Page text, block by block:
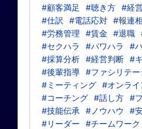
#顧客満足
#聴き方 #経
#仕訳
#電話応対 #報連相
#労務管理
#賃金 #退職
#セクハラ
#パワハラ #
#採算分析 #経営判断 #
#後輩指導 #ファシリテー
#ミーティング #オンライ
#コーチング #話し方 #
#技能伝承
#ノウハウ #
#リーダー
#チームワーク